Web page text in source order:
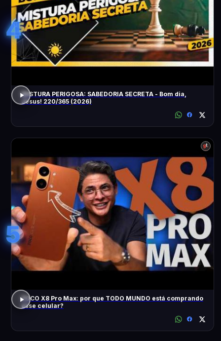
4
MISTURA PERIGOSA: SABEDORIA SECRETA - Bom dia,
Jesus! 220/365 (2026)
5
POCO X8 Pro Max: por que TODO MUNDO está comprando
esse celular?